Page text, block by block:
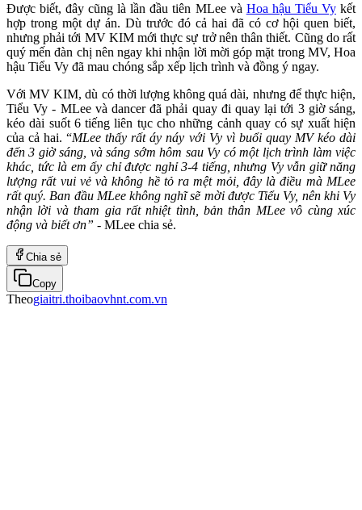
Được biết, đây cũng là lần đầu tiên MLee và Hoa hậu Tiểu Vykết
hợp trong một dự án. Dù trước đó cả hai đã có cơ hội quen biết,
nhưng phải tới MV KIM mới thực sự trở nên thân thiết. Cũng do rất
quý mến đàn chị nên ngay khi nhận lời mời góp mặt trong MV, Hoa
hậu Tiểu Vy đã mau chóng sắp xếp lịch trình và đồng ý ngay.
Với MV KIM, dù có thời lượng không quá dài, nhưng để thực hiện,
Tiểu Vy - MLee và dancer đã phải quay đi quay lại tới 3 giờ sáng,
kéo dài suốt 6 tiếng liên tục cho những cảnh quay có sự xuất hiện
của cả hai. “MLee thấy rất áy náy với Vy vì buổi quay MV kéo dài
đến 3 giờ sáng, và sáng sớm hôm sau Vy có một lịch trình làm việc
khác, tức là em ấy chỉ được nghỉ 3-4 tiếng, nhưng Vy vẫn giữ năng
lượng rất vui vẻ và không hề tỏ ra mệt mỏi, đây là điều mà MLee
rất quý. Ban đầu MLee không nghĩ sẽ mời được Tiểu Vy, nên khi Vy
nhận lời và tham gia rất nhiệt tình, bản thân MLee vô cùng xúc
động và biết ơn” - MLee chia sẻ.
Chia sẻ
Copy
Theogiaitri.thoibaovhnt.com.vn